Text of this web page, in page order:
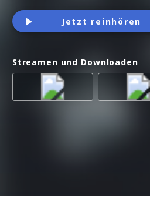
Jetzt reinhören
Streamen und Downloaden